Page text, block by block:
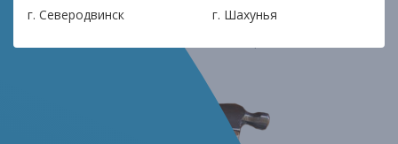
г. Северодвинск
г. Шахунья